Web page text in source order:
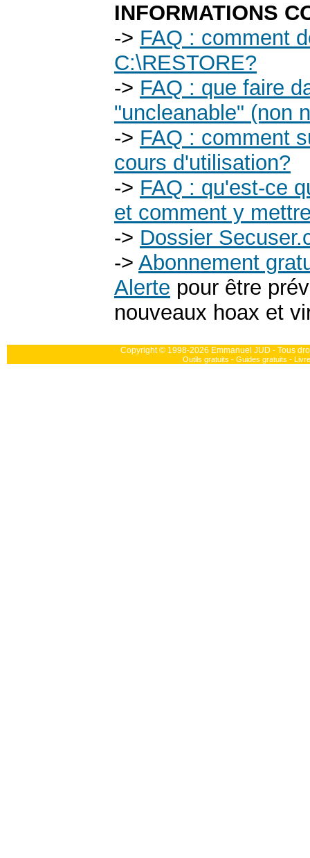
INFORMATIONS
-> FAQ : comment
C:\RESTORE?
-> FAQ : que faire
"uncleanable" (non
-> FAQ : comment
cours d'utilisation?
-> FAQ : qu'est-ce
et comment y
-> Dossier
-> Abonnement
Alerte pour être
nouveaux hoax et
Copyright © 1998-2026 Emmanuel JUD - Tous
Outils gratuits - Guides gratuits -